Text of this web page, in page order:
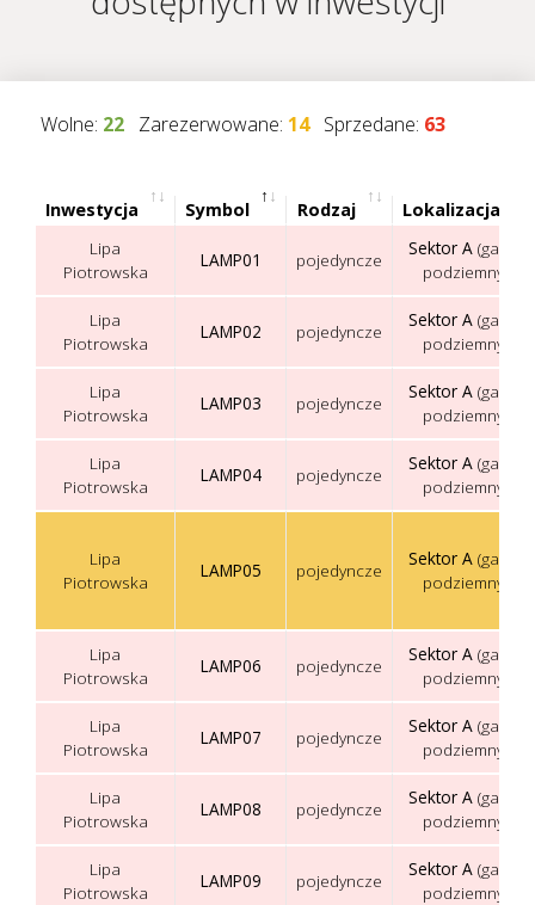
Wolne: 22 Zarezerwowane: 14 Sprzedane: 63
Inwestycja Symbol Rodzaj
Lokalizacja
Lipa
Piotrowska
LAMP01 pojedyncze
Sektor A (garaż
podziemny)
Lipa
Piotrowska
LAMP02 pojedyncze
Sektor A (garaż
podziemny)
Lipa
Piotrowska
LAMP03 pojedyncze
Sektor A (garaż
podziemny)
Lipa
Piotrowska
LAMP04 pojedyncze
Sektor A (garaż
podziemny)
Lipa
Piotrowska
LAMP05 pojedyncze
Sektor A (garaż
podziemny)
Lipa
Piotrowska
LAMP06 pojedyncze
Sektor A (garaż
podziemny)
Lipa
Piotrowska
LAMP07 pojedyncze
Sektor A (garaż
podziemny)
Lipa
Piotrowska
LAMP08 pojedyncze
Sektor A (garaż
podziemny)
Lipa
Piotrowska
LAMP09 pojedyncze
Sektor A (garaż
podziemny)